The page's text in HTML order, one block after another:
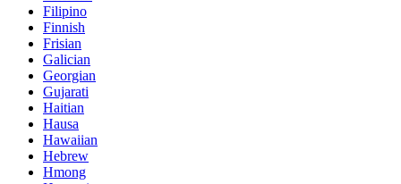
Filipino
Finnish
Frisian
Galician
Georgian
Gujarati
Haitian
Hausa
Hawaiian
Hebrew
Hmong